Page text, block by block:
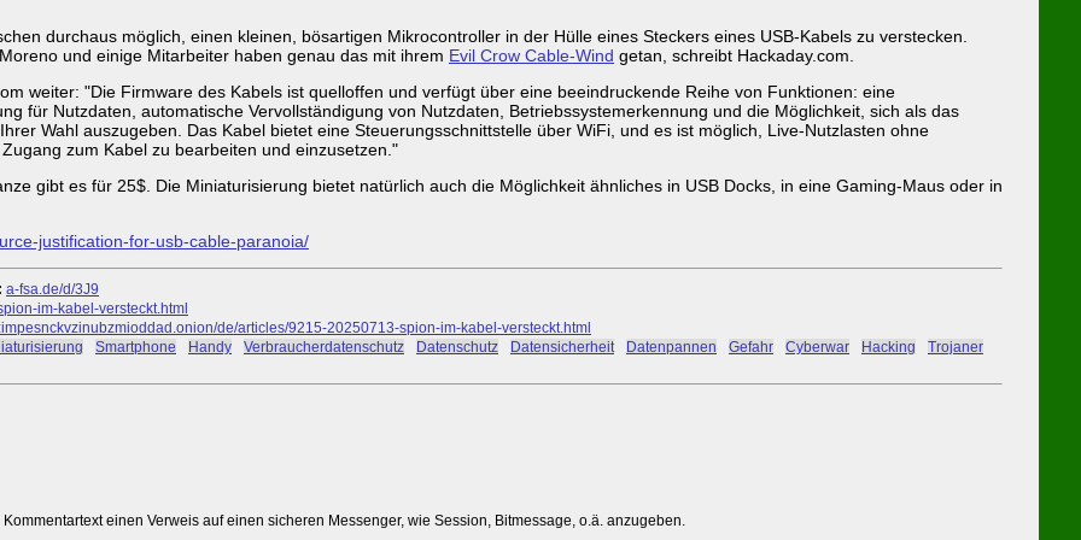
durchaus möglich, einen kleinen, bösartigen Mikrocontroller in der Hülle eines Steckers eines USB-Kabels zu verstecken.
und einige Mitarbeiter haben genau das mit ihrem Evil Crow Cable-Wind getan, schreibt Hackaday.com.
weiter: "Die Firmware des Kabels ist quelloffen und verfügt über eine beeindruckende Reihe von Funktionen: eine
für Nutzdaten, automatische Vervollständigung von Nutzdaten, Betriebssystemerkennung und die Möglichkeit, sich als das
Wahl auszugeben. Das Kabel bietet eine Steuerungsschnittstelle über WiFi, und es ist möglich, Live-Nutzlasten ohne
zum Kabel zu bearbeiten und einzusetzen."
gibt es für 25$. Die Miniaturisierung bietet natürlich auch die Möglichkeit ähnliches in USB Docks, in eine Gaming-Maus oder in
justification-for-usb-cable-paranoia/
a-fsa.de/d/3J9
im-kabel-versteckt.html
de/articles/9215-20250713-spion-im-kabel-versteckt.html
Smartphone Handy Verbraucherdatenschutz Datenschutz Datensicherheit Datenpannen Gefahr Cyberwar Hacking Trojaner
einen Verweis auf einen sicheren Messenger, wie Session, Bitmessage, o.ä. anzugeben.